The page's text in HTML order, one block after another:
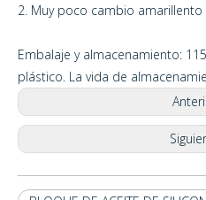
2. Muy poco cambio amarillento
Embalaje y almacenamiento:
plástico. La vida de